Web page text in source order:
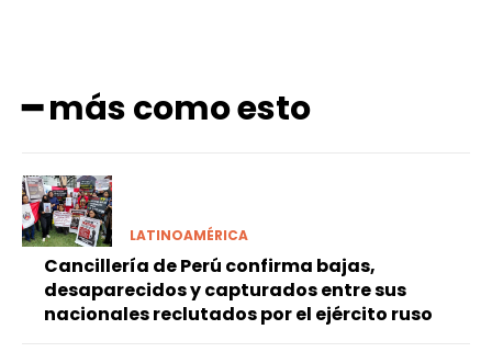
━ más como esto
LATINOAMÉRICA
Cancillería de Perú confirma bajas,
desaparecidos y capturados entre sus
nacionales reclutados por el ejército ruso